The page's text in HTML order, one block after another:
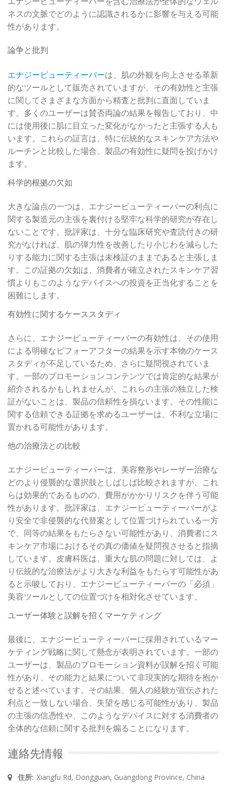
ネスの文脈でどのように認識されるかに影響を与える可能
性があります。
論争と批判
エナジービューティーバーは、肌の外観を向上させる革新
的なツールとして販売されていますが、その有効性と主張
に関してさまざまな方面から精査と批判に直面していま
す。多くのユーザーは賛否両論の結果を報告しており、中
には使用後に肌に目立った変化がなかったと主張する人も
います。これらの証言は、特に伝統的なスキンケア方法や
ルーチンと比較した場合、製品の有効性に疑問を投げかけ
ます。
科学的根拠の欠如
大きな論点の一つは、エナジービューティーバーの利点に
関する製造元の主張を裏付ける堅牢な科学的研究が存在し
ないことです。批評家は、十分な臨床研究や査読付きの研
究がなければ、肌の弾力性を改善したり小じわを減らした
りする能力に関する主張は未検証のままであると主張しま
す。この証拠の欠如は、消費者が確立されたスキンケア習
慣よりもこのようなデバイスへの投資を正当化することを
困難にします。
有効性に関するケーススタディ
さらに、エナジービューティーバーの有効性は、その使用
による明確なビフォーアフターの結果を示す本物のケース
スタディが不足しているため、さらに疑問視されていま
す。一部のプロモーションコンテンツでは肯定的な結果が
紹介されるかもしれませんが、これらの主張の独立した検
証がないことは、製品の信頼性を損ないます。その性能に
関する信頼できる証拠を求めるユーザーは、不利な立場に
置かれる可能性があります。
他の治療法との比較
エナジービューティーバーは、美容整形やレーザー治療な
どのより侵襲的な選択肢としばしば比較されますが、これ
らは効果的であるものの、費用がかかりリスクを伴う可能
性があります。批評家は、エナジービューティーバーがよ
り安全で非侵襲的な代替案として位置づけられている一方
で、同等の結果をもたらさない可能性があり、消費者にス
キンケア市場におけるその真の価値を疑問視させると指摘
しています。皮膚科医は、重大な肌の問題に対しては、よ
り伝統的な治療法がより大きな利益をもたらす可能性があ
ると示唆しており、エナジービューティーバーの「必須」
美容ツールとしての位置づけを相対化させています。
ユーザー体験と誤解を招くマーケティング
最後に、エナジービューティーバーに採用されているマー
ケティング戦略に関して懸念が表明されています。一部の
ユーザーは、製品のプロモーション資料が誤解を招く可能
性があり、その能力と結果について非現実的な期待を抱か
せると述べています。その結果、個人の経験が宣伝された
利点と一致しない場合、失望を感じる可能性があり、製品
の主張の信憑性や、このようなデバイスに対する消費者の
全体的な信頼に関する批判を煽ることになります。
連絡先情報
住所: Xiangfu Rd, Dongguan, Guangdong Province, China